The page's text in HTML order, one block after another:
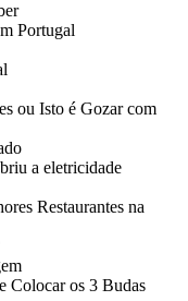
Portugal
ou Isto é Gozar com
a eletricidade
Restaurantes na
Colocar os 3 Budas